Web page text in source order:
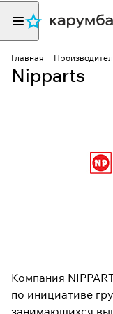
Главная
Nipparts
Компания
по инициативе
занимающихся